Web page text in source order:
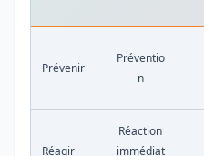
Prévenir
Préventio
n
Réagir
Réaction
immédiat